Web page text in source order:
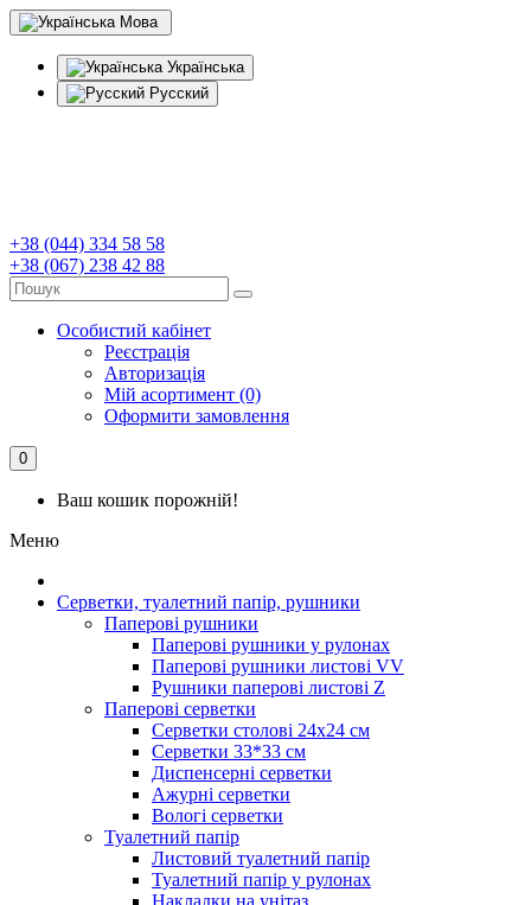
Мова
Українська
Русский
+38 (044) 334 58 58
+38 (067) 238 42 88
Особистий кабінет
Реєстрація
Авторизація
Мій асортимент (0)
Оформити замовлення
0
Ваш кошик порожній!
Меню
Серветки, туалетний папір, рушники
Паперові рушники
Паперові рушники у рулонах
Паперові рушники листові VV
Рушники паперові листові Z
Паперові серветки
Серветки столові 24х24 см
Серветки 33*33 см
Диспенсерні серветки
Ажурні серветки
Вологі серветки
Туалетний папір
Листовий туалетний папір
Туалетний папір у рулонах